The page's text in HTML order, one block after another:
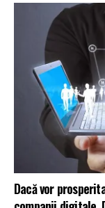
Dacă vor